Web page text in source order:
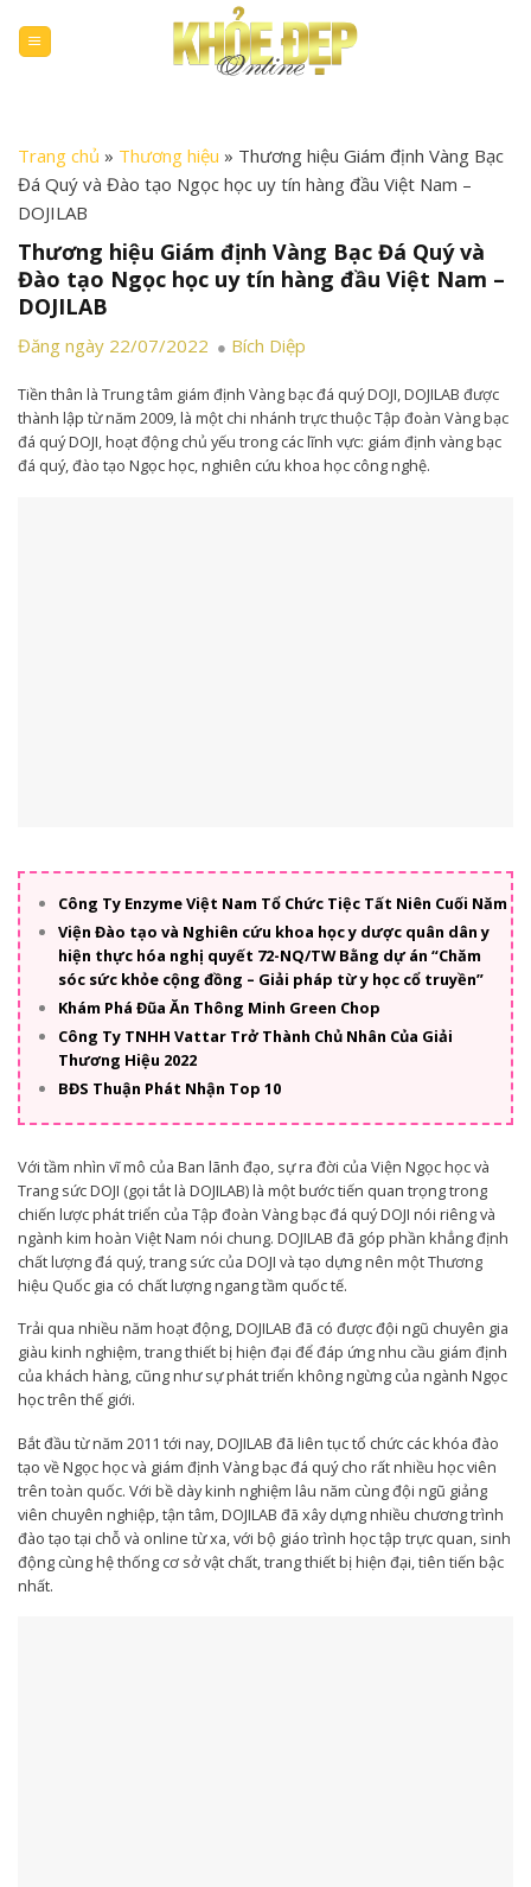
content
Trang chủ » Thương hiệu » Thương hiệu Giám định Vàng Bạc
Đá Quý và Đào tạo Ngọc học uy tín hàng đầu Việt Nam –
DOJILAB
Thương hiệu Giám định Vàng Bạc Đá Quý và
Đào tạo Ngọc học uy tín hàng đầu Việt Nam –
DOJILAB
Đăng ngày 22/07/2022 Bích Diệp
Tiền thân là Trung tâm giám định Vàng bạc đá quý DOJI, DOJILAB được
thành lập từ năm 2009, là một chi nhánh trực thuộc Tập đoàn Vàng bạc
đá quý DOJI, hoạt động chủ yếu trong các lĩnh vực: giám định vàng bạc
đá quý, đào tạo Ngọc học, nghiên cứu khoa học công nghệ.
Công Ty Enzyme Việt Nam Tổ Chức Tiệc Tất Niên Cuối Năm
Viện Đào tạo và Nghiên cứu khoa học y dược quân dân y
hiện thực hóa nghị quyết 72-NQ/TW Bằng dự án “Chăm
sóc sức khỏe cộng đồng – Giải pháp từ y học cổ truyền”
Khám Phá Đũa Ăn Thông Minh Green Chop
Công Ty TNHH Vattar Trở Thành Chủ Nhân Của Giải
Thương Hiệu 2022
BĐS Thuận Phát Nhận Top 10
Với tầm nhìn vĩ mô của Ban lãnh đạo, sự ra đời của Viện Ngọc học và
Trang sức DOJI (gọi tắt là DOJILAB) là một bước tiến quan trọng trong
chiến lược phát triển của Tập đoàn Vàng bạc đá quý DOJI nói riêng và
ngành kim hoàn Việt Nam nói chung. DOJILAB đã góp phần khẳng định
chất lượng đá quý, trang sức của DOJI và tạo dựng nên một Thương
hiệu Quốc gia có chất lượng ngang tầm quốc tế.
Trải qua nhiều năm hoạt động, DOJILAB đã có được đội ngũ chuyên gia
giàu kinh nghiệm, trang thiết bị hiện đại để đáp ứng nhu cầu giám định
của khách hàng, cũng như sự phát triển không ngừng của ngành Ngọc
học trên thế giới.
Bắt đầu từ năm 2011 tới nay, DOJILAB đã liên tục tổ chức các khóa đào
tạo về Ngọc học và giám định Vàng bạc đá quý cho rất nhiều học viên
trên toàn quốc. Với bề dày kinh nghiệm lâu năm cùng đội ngũ giảng
viên chuyên nghiệp, tận tâm, DOJILAB đã xây dựng nhiều chương trình
đào tạo tại chỗ và online từ xa, với bộ giáo trình học tập trực quan, sinh
động cùng hệ thống cơ sở vật chất, trang thiết bị hiện đại, tiên tiến bậc
nhất.